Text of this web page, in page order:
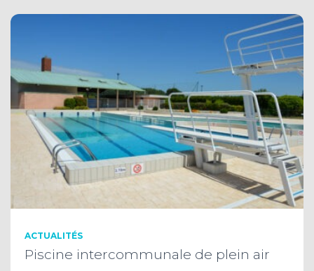
ACTUALITÉS
Piscine intercommunale de plein air